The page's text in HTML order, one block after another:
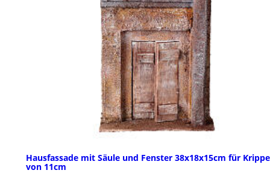
Hausfassade mit Säule und Fenster 38x18x15cm für
von 11cm